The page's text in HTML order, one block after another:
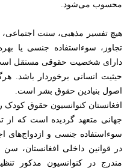
محسوب می‌شود.
هیچ تفسیر مذهبی، سنت
تجاوز، سوءاستفاده جنسی یا
دارای شخصیت حقوقی مستقل
حیثیت انسانی برخوردار باشد.
اصول بنیادین حقوق بشر است.
افغانستان کنوانسیون حقوق
جهانی متعهد گردیده است که از
سوءاستفاده جنسی و ازدواج‌های
در قوانین داخلی افغانستان، سن
مندرج در کنوانسیون مذکور